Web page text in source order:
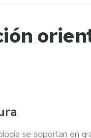
se soportan en